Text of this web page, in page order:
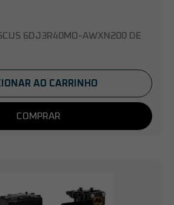
6DJ3R40MO-AWXN200 DE
AO CARRINHO
COMPRAR